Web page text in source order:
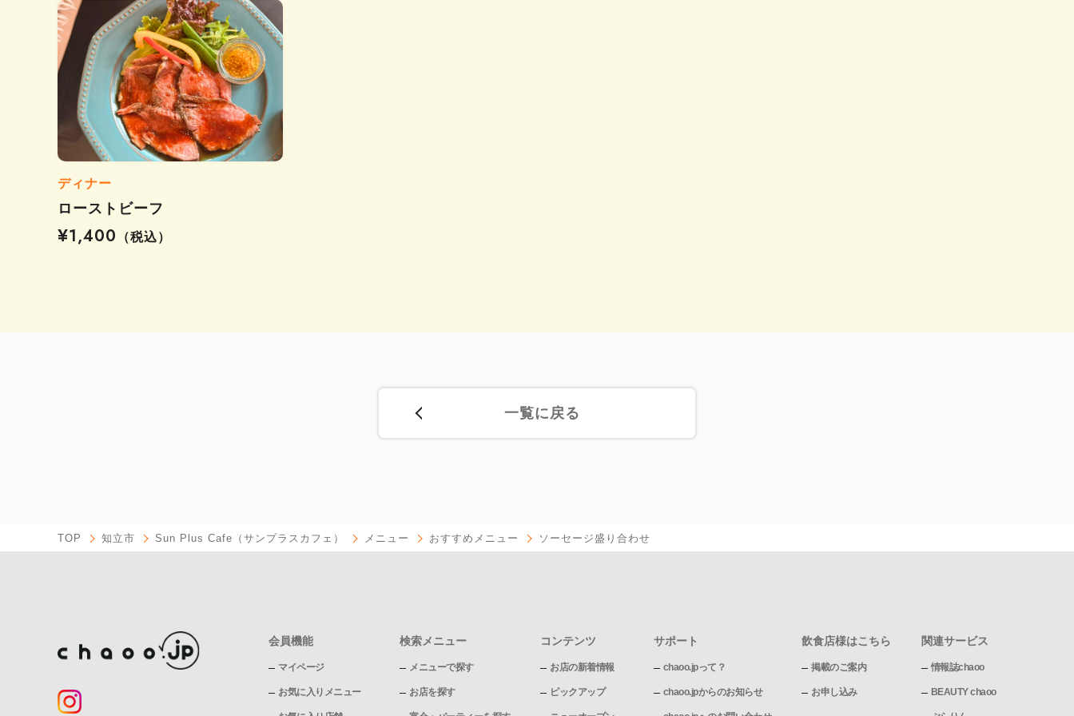
ディナー
ローストビーフ
¥1,400
（税込）
一覧に戻る
TOP 知立市 Sun Plus Cafe（サンプラスカフェ） メニュー おすすめメニュー ソーセージ盛り合わせ
会員機能
マイページ
お気に入りメニュー
検索メニュー
メニューで探す
お店を探す
コンテンツ
お店の新着情報
ピックアップ
サポート
chaoo.jpって？
chaoo.jpからのお知らせ
飲食店様はこちら
掲載のご案内
お申し込み
関連サービス
情報誌chaoo
BEAUTY chaoo